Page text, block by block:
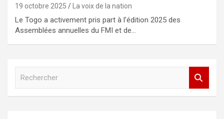
19 octobre 2025 La voix de la nation
Le Togo a activement pris part à l’édition 2025 des
Assemblées annuelles du FMI et de…